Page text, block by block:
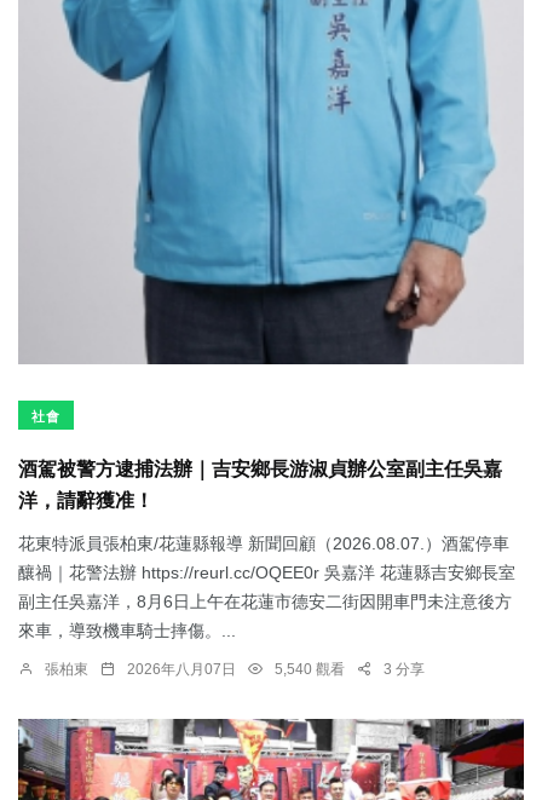
社會
酒駕被警方逮捕法辦｜吉安鄉長游淑貞辦公室副主任吳嘉
洋，請辭獲准！
花東特派員張柏東/花蓮縣報導 新聞回顧（2026.08.07.）酒駕停車
釀禍｜花警法辦 https://reurl.cc/OQEE0r 吳嘉洋 花蓮縣吉安鄉長室
副主任吳嘉洋，8月6日上午在花蓮市德安二街因開車門未注意後方
來車，導致機車騎士摔傷。...
張柏東 2026年八月07日 5,540 觀看 3 分享